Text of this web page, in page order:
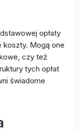
opłaty
koszty. Mogą one
czy też
tych opłat
świadome